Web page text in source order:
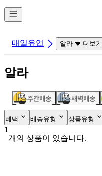
컨
텐
기
앱
바
매일유업 알라 더보기
알라
혜택 배송유형 상품유형
1
개의 상품이 있습니다.